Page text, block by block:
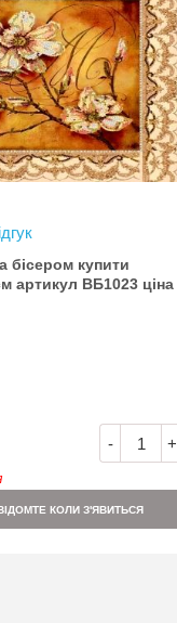
бісером купити
розмір 30*30см артикул ВБ1023 ціна
- +
КОЛИ З'ЯВИТЬСЯ